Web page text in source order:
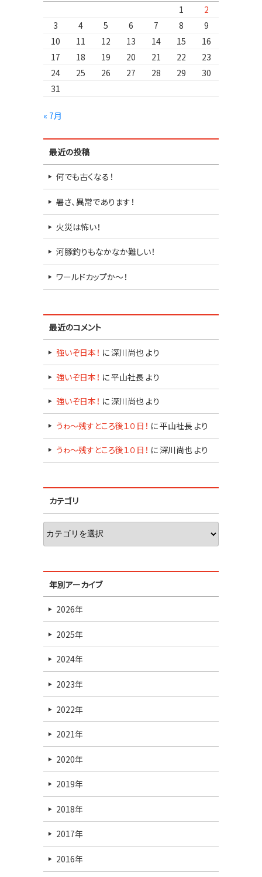
1
2
3
4 5 6 7 8
9
10
11 12 13 14 15
16
17
18 19 20 21 22
23
24
25 26 27 28 29
30
31
« 7月
最近の投稿
何でも古くなる！
暑さ、異常であります！
火災は怖い！
河豚釣りもなかなか難しい！
ワールドカップか～！
最近のコメント
強いぞ日本！ に 深川尚也 より
強いぞ日本！ に平山社長 より
強いぞ日本！ に 深川尚也 より
うゎ～残すところ後１０日！ に平山社長 より
うゎ～残すところ後１０日！ に 深川尚也 より
カテゴリ
年別アーカイブ
2026年
2025年
2024年
2023年
2022年
2021年
2020年
2019年
2018年
2017年
2016年